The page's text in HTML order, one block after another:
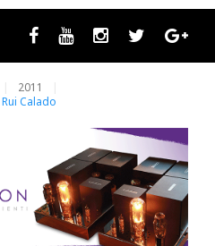
Facebook
Youtube InstagramTwitter
2011
Calado